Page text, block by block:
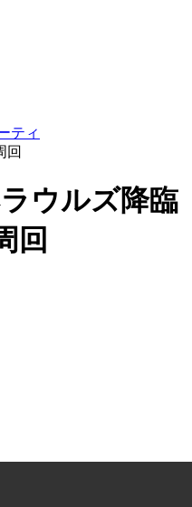
ティ
回
ウルズ降臨
回